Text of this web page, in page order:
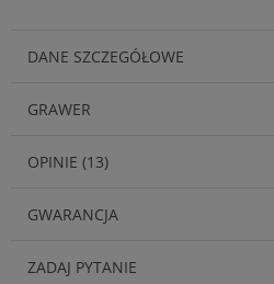
DANE SZCZEGÓŁOWE
GRAWER
OPINIE (13)
GWARANCJA
ZADAJ PYTANIE